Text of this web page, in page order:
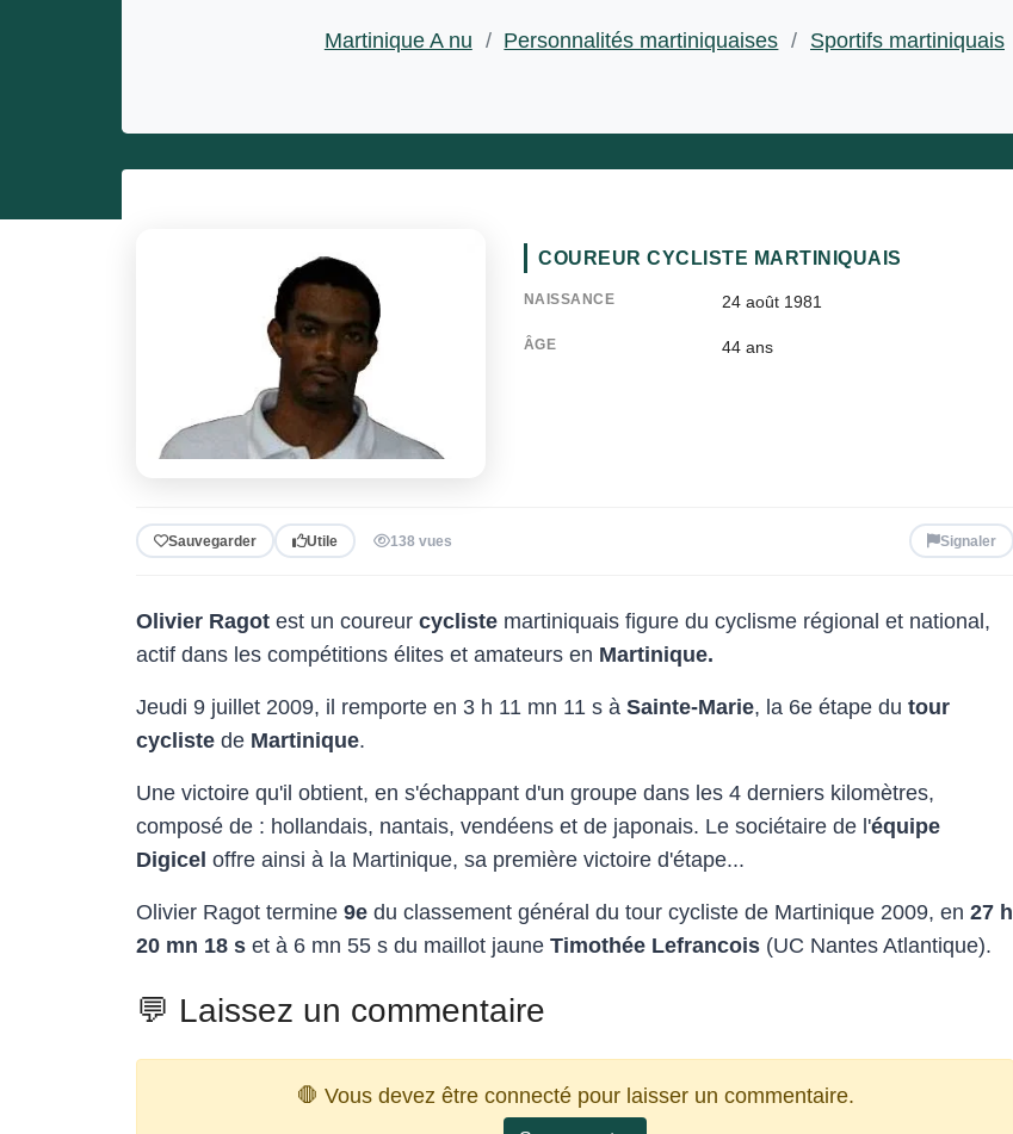
Martinique A nu / Personnalités martiniquaises / Sportifs martiniquais
COUREUR CYCLISTE MARTINIQUAIS
NAISSANCE 24 août 1981
ÂGE 44ans
Sauvegarder Utile 138 vues Signaler
Olivier Ragot est un coureur cycliste martiniquais figure du cyclisme régional et national,
actif dans les compétitions élites et amateurs en Martinique.
Jeudi 9 juillet 2009, il remporte en 3 h 11 mn 11 s à Sainte-Marie, la 6e étape du tour
cycliste de Martinique.
Une victoire qu'il obtient, en s'échappant d'un groupe dans les 4 derniers kilomètres,
composé de : hollandais, nantais, vendéens et de japonais. Le sociétaire de l'équipe
Digicel offre ainsi à la Martinique, sa première victoire d'étape...
Olivier Ragot termine 9e du classement général du tour cycliste de Martinique 2009, en 27 h
20 mn 18 s et à 6 mn 55 s du maillot jaune Timothée Lefrancois (UC Nantes Atlantique).
💬 Laissez un commentaire
🛑 Vous devez être connecté pour laisser un commentaire.